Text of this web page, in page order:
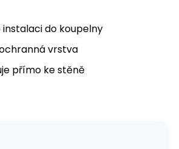
do koupelny
vrstva
přímo ke stěně